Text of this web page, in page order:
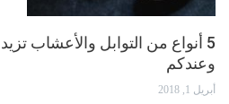
5 أنواع من التوابل والأعشاب
وعندكم
أبريل 1, 2018